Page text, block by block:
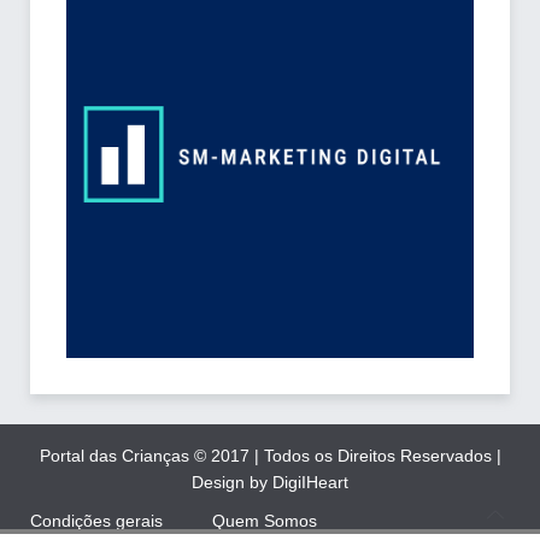
Portal das Crianças © 2017 | Todos os Direitos Reservados |
Design by DigiIHeart
Condições gerais
Quem Somos